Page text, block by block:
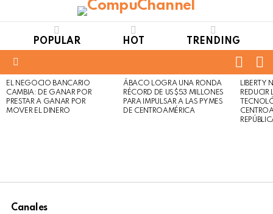
POPULAR HOT TRENDING
LATEST
STORIES
EL NEGOCIO BANCARIO
CAMBIA: DE GANAR POR
PRESTAR A GANAR POR
MOVER EL DINERO
Not
Safe
For
Click
to
view
ÁBACO LOGRA UNA RONDA
RÉCORD DE US$53 MILLONES
PARA IMPULSAR A LAS PYMES
DE CENTROAMÉRICA
LIBERTY
REDUCIR
Canales